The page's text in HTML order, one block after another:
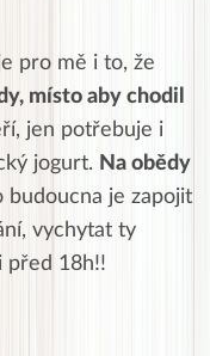
pro mě i to, že
místo aby chodil
jen potřebuje i
jogurt. Na obědy
budoucna je zapojit
vychytat ty
před 18h!!